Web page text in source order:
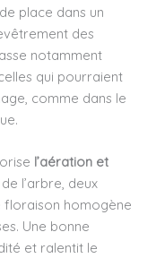
place dans un
des
notamment
qui pourraient
comme dans le
l’aération et
l’arbre, deux
floraison homogène
Une bonne
et ralentit le